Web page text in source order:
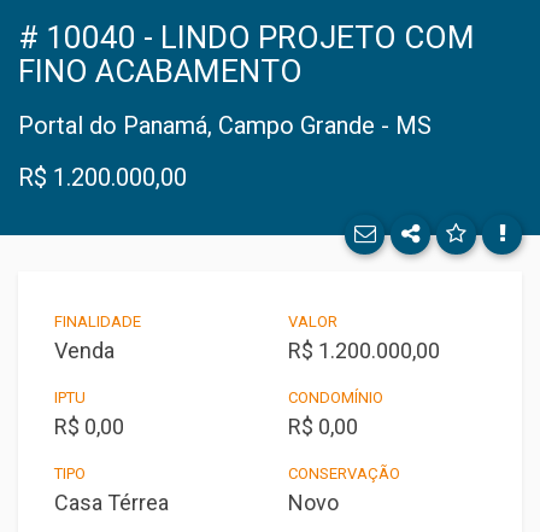
# 10040 - LINDO PROJETO COM
FINO ACABAMENTO
Portal do Panamá, Campo Grande - MS
R$ 1.200.000,00
FINALIDADE
Venda
VALOR
R$ 1.200.000,00
IPTU
R$ 0,00
CONDOMÍNIO
R$ 0,00
TIPO
Casa Térrea
CONSERVAÇÃO
Novo